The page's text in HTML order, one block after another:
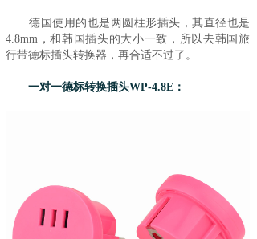
德国使用的也是两圆柱形插头，其直径也是
4.8mm，和韩国插头的大小一致，所以去韩国旅
行带德标插头转换器，再合适不过了。
一对一德标转换插头WP-4.8E：